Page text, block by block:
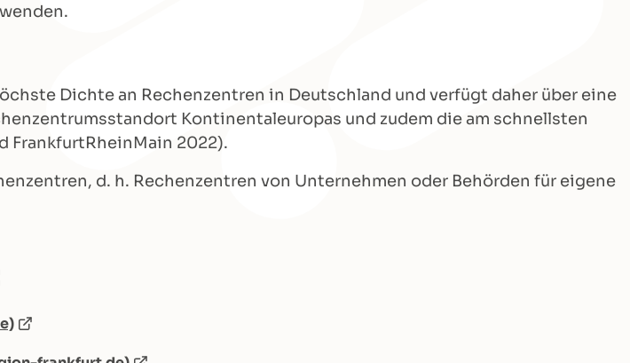
wenden.
Dichte an Rechenzentren in Deutschland und verfügt daher über eine
Kontinentaleuropas und zudem die am schnellsten
FrankfurtRheinMain 2022).
d. h. Rechenzentren von Unternehmen oder Behörden für eigene